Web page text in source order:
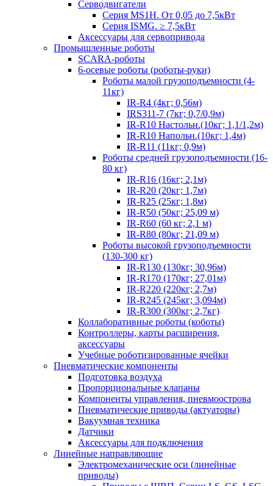
Серводвигатели
Серия MS1H. От 0,05 до 7,5кВт
Серия ISMG. ≥ 7,5кВт
Аксессуары для сервопривода
Промышленные роботы
SCARA-роботы
6-осевые роботы (роботы-руки)
Роботы малой грузоподъемности (4-
11кг)
IR-R4 (4кг; 0,56м)
IRS311-7 (7кг; 0,7/0,9м)
IR-R10 Настольн.(10кг; 1,1/1,2м)
IR-R10 Напольн.(10кг; 1,4м)
IR-R11 (11кг; 0,9м)
Роботы средней грузоподъемности (16-
80 кг)
IR-R16 (16кг; 2,1м)
IR-R20 (20кг; 1,7м)
IR-R25 (25кг; 1,8м)
IR-R50 (50кг; 25,09 м)
IR-R60 (60 кг; 2,1 м)
IR-R80 (80кг; 21,09 м)
Роботы высокой грузоподъемности
(130-300 кг)
IR-R130 (130кг; 30,96м)
IR-R170 (170кг; 27,01м)
IR-R220 (220кг; 2,7м)
IR-R245 (245кг; 3,094м)
IR-R300 (300кг; 2,7кг)
Коллаборативные роботы (коботы)
Контроллеры, карты расширения,
аксессуары
Учебные роботизированные ячейки
Пневматические компоненты
Подготовка воздуха
Пропорциональные клапаны
Компоненты управления, пневмоострова
Пневматические приводы (актуаторы)
Вакуумная техника
Датчики
Аксессуары для подключения
Линейные направляющие
Электромеханические оси (линейные
приводы)